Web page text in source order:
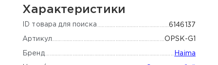
Характеристики
ID товара для поиска 6146137
Артикул OPSK-G1
Бренд Haima